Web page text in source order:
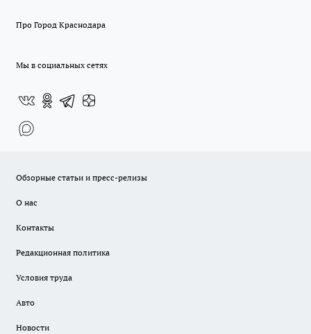
Про Город Краснодара
Мы в социальных сетях
Обзорные статьи и пресс-релизы
О нас
Контакты
Редакционная политика
Условия труда
Авто
Новости